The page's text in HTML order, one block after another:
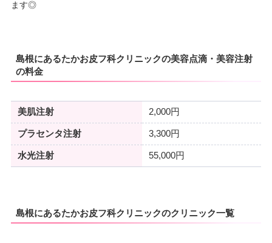
ます◎
島根にあるたかお皮フ科クリニックの美容点滴・美容注射
の料金
美肌注射 2,000円
プラセンタ注射 3,300円
水光注射 55,000円
島根にあるたかお皮フ科クリニックのクリニック一覧